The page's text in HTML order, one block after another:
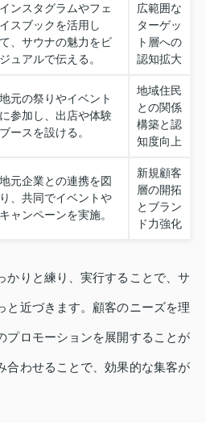
インスタグラムやフェ
イスブックを活用し
て、サウナの魅力をビ
ジュアルで伝える。
広範囲な
ターゲッ
ト層への
認知拡大
地元の祭りやイベント
に参加し、出店や体験
ブースを設ける。
地域住民
との関係
構築と認
知度向上
地元企業との連携を図
り、共同でイベントや
キャンペーンを実施。
新規顧客
層の開拓
とブラン
ド力強化
かりと練り、実行することで、サ
と近づきます。顧客のニーズを理
プロモーションを展開することが
合わせることで、効果的な集客が